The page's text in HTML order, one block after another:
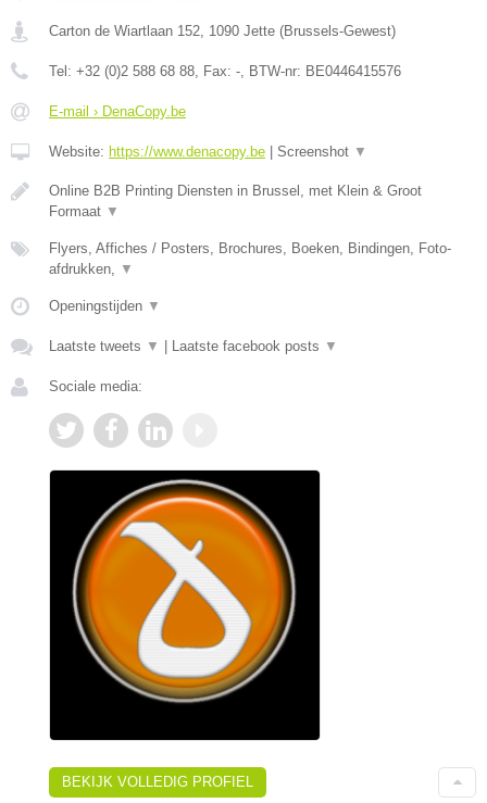
Carton de Wiartlaan 152 1090 Jette (Brussels-Gewest)
Tel: +32 (0)2 588 68 88 , Fax: - , BTW-nr: BE0446415576
E-mail › DenaCopy.be
Website: https://www.denacopy.be Screenshot ▼
Online B2B Printing Diensten in Brussel, met Klein & Groot
Formaat ▼
Flyers, Affiches / Posters, Brochures, Boeken, Bindingen, Foto-
afdrukken,
▼
Openingstijden ▼
Laatste tweets ▼ Laatste facebook posts ▼
Sociale media:
BEKIJK VOLLEDIG PROFIEL